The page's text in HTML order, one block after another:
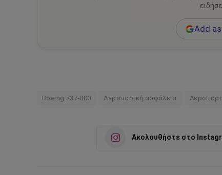
Add
Boeing 737-800 Αεροπορική ασφάλεια
Ακολουθήστε στο